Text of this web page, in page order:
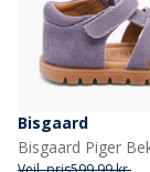
Bisgaard